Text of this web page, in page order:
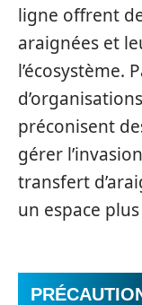
ligne offrent
araignées et
l’écosystème.
préconisent
gérer
transfert
un espace